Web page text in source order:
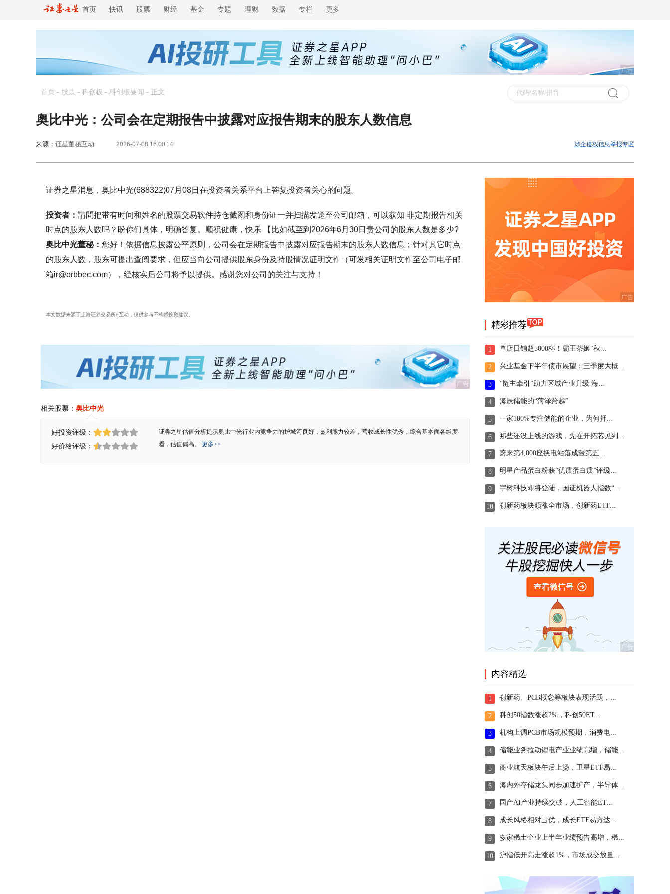
首页 快讯 股票 财经 基金 专题 理财 数据 专栏 更多
广告
首页 - 股票 - 科创板 - 科创板要闻 - 正文
奥比中光：公司会在定期报告中披露对应报告期末的股东人数信息
来源： 证星董秘互动 2026-07-08 16:00:14 涉企侵权信息举报专区
证券之星消息，奥比中光(688322)07月08日在投资者关系平台上答复投资者关心的问题。
投资者： 請問把带有时间和姓名的股票交易软件持仓截图和身份证一并扫描发送至公司邮箱，可以获知 非定期报告相关
时点的股东人数吗？盼你们具体，明确答复。顺祝健康，快乐 【比如截至到2026年6月30日贵公司的股东人数是多少?
奥比中光董秘： 您好！依据信息披露公平原则，公司会在定期报告中披露对应报告期末的股东人数信息；针对其它时点
的股东人数，股东可提出查阅要求，但应当向公司提供股东身份及持股情况证明文件（可发相关证明文件至公司电子邮
箱ir@orbbec.com），经核实后公司将予以提供。感谢您对公司的关注与支持！
本文数据来源于上海证券交易所e互动，仅供参考不构成投资建议。
广告
相关股票： 奥比中光
好投资评级：
好价格评级：
证券之星估值分析提示奥比中光行业内竞争力的护城河良好，盈利能力较差，营收成长性优秀，综合基本面各维度
看，估值偏高。 更多>>
精彩推荐
1 单店日销超5000杯！霸王茶姬“秋...
2 兴业基金下半年债市展望：三季度大概...
3 “链主牵引”助力区域产业升级 海...
4 海辰储能的“菏泽跨越”
5 一家100%专注储能的企业，为何押...
6 那些还没上线的游戏，先在开拓芯见到...
7 蔚来第4,000座换电站落成暨第五...
8 明星产品蛋白粉获“优质蛋白质”评级...
9 宇树科技即将登陆，国证机器人指数“...
10 创新药板块领涨全市场，创新药ETF...
内容精选
1 创新药、PCB概念等板块表现活跃，...
2 科创50指数涨超2%，科创50ET...
3 机构上调PCB市场规模预期，消费电...
4 储能业务拉动锂电产业业绩高增，储能...
5 商业航天板块午后上扬，卫星ETF易...
6 海内外存储龙头同步加速扩产，半导体...
7 国产AI产业持续突破，人工智能ET...
8 成长风格相对占优，成长ETF易方达...
9 多家稀土企业上半年业绩预告高增，稀...
10 沪指低开高走涨超1%，市场成交放量...